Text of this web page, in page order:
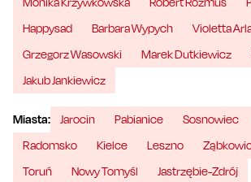
Happysad
Barbara Wypych
Violetta
Grzegorz Wasowski
Marek Dutkiewicz
Jakub Jankiewicz
Miasta: Jarocin Pabianice Sosnowiec
Radomsko
Kielce Leszno
Toruń
Nowy Tomyśl
Jastrzębie-Zdrój